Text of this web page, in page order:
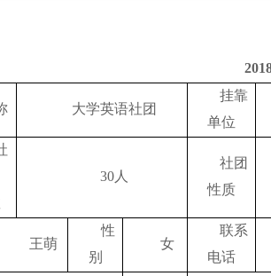
大学英语社团
挂靠
单位
30 人
社团
性质
王萌
性
别
女
联系
电话